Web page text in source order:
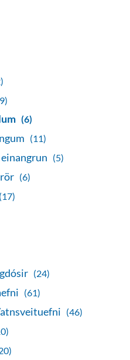
(6)
(11)
(5)
(6)
(17)
(24)
(61)
(46)